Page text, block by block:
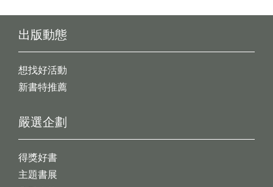
出版動態
想找好活動
新書特推薦
嚴選企劃
得獎好書
主題書展